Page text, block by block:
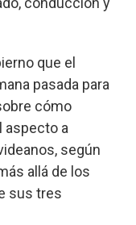
que el
pasada para
cómo
aspecto a
según
allá de los
sus tres